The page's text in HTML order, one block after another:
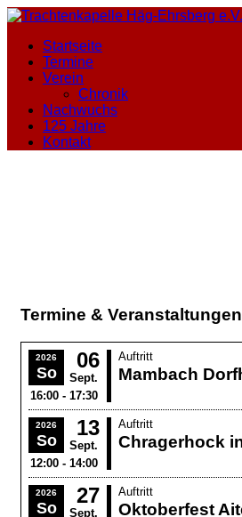
Startseite
Termine
Verein
Chronik
Nachwuchs
125 Jahre
Kontakt
Termine & Veranstaltungen